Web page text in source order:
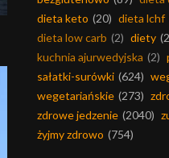
dieta keto (20) dieta lchf
dieta low carb (2) diety
kuchnia ajurwedyjska (2)
sałatki-surówki (624)
wegetariańskie (273)
zdrowe jedzenie (2040)
żyjmy zdrowo (754)